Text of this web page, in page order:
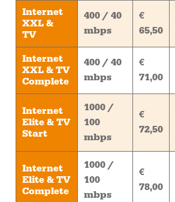
Internet
XXL &
TV
400 / 40
mbps
€
65,50
Internet
XXL & TV
Complete
400 / 40
mbps
€
71,00
Internet
Elite & TV
Start
1000 /
100
mbps
€
72,50
Internet
Elite & TV
Complete
1000 /
100
mbps
€
78,00